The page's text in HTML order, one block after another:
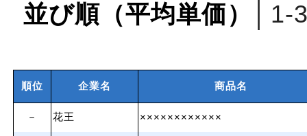
並び順（平均単価）
順位 企業名 商品名
－ 花王 ××××××××××××